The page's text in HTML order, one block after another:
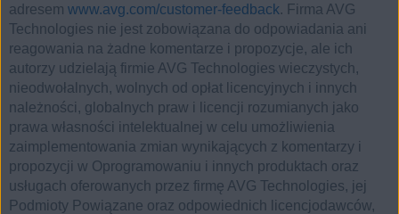
adresem www.avg.com/customer-feedback. Firma AVG
Technologies nie jest zobowiązana do odpowiadania ani
reagowania na żadne komentarze i propozycje, ale ich
autorzy udzielają firmie AVG Technologies wieczystych,
nieodwołalnych, wolnych od opłat licencyjnych i innych
należności, globalnych praw i licencji rozumianych jako
prawa własności intelektualnej w celu umożliwienia
zaimplementowania zmian wynikających z komentarzy i
propozycji w Oprogramowaniu i innych produktach oraz
usługach oferowanych przez firmę AVG Technologies, jej
Podmioty Powiązane oraz odpowiednich licencjodawców,